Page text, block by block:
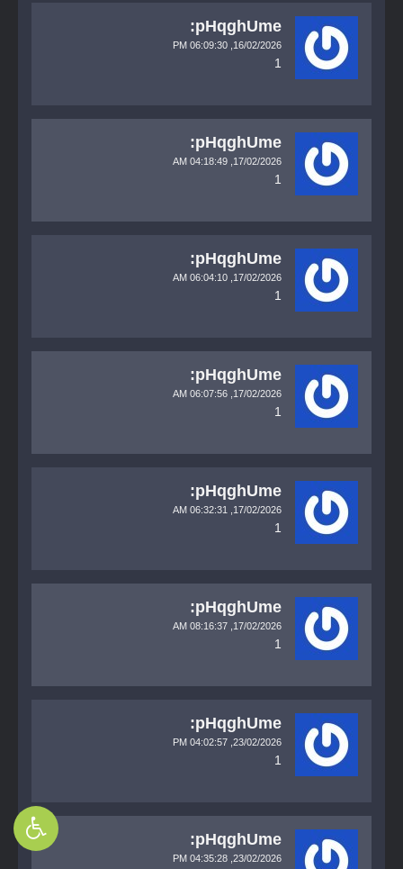
pHqghUme:
16/02/2026,
06:09:30 PM
1
pHqghUme:
17/02/2026,
04:18:49 AM
1
pHqghUme:
17/02/2026,
06:04:10 AM
1
pHqghUme:
17/02/2026,
06:07:56 AM
1
pHqghUme:
17/02/2026,
06:32:31 AM
1
pHqghUme:
17/02/2026,
08:16:37 AM
1
pHqghUme:
23/02/2026,
04:02:57 PM
1
pHqghUme:
23/02/2026,
04:35:28 PM